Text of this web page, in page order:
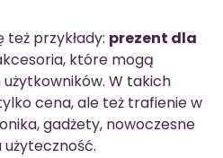
też przykłady: prezent dla
które mogą
W takich
cena, ale też trafienie w
gadżety, nowoczesne